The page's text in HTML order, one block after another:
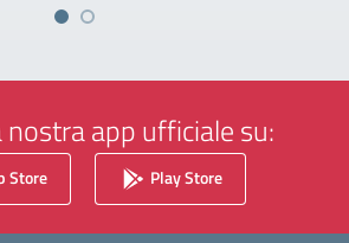
nostra app ufficiale su:
Store Play Store